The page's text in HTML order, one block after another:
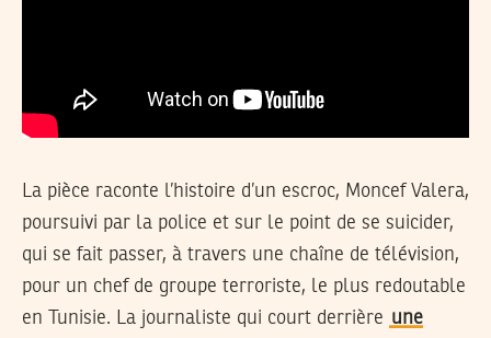
La pièce raconte l’histoire d’un escroc, Moncef Valera,
poursuivi par la police et sur le point de se suicider,
qui se fait passer, à travers une chaîne de télévision,
pour un chef de groupe terroriste, le plus redoutable
en Tunisie. La journaliste qui court derrière une